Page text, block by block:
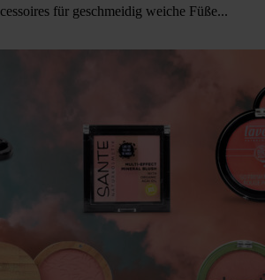
für geschmeidig weiche Füße...